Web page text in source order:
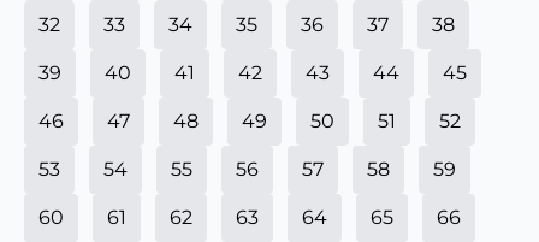
32 33 34 35 36 37 38
39 40 41 42 43 44 45
46 47 48 49 50 51 52
53 54 55 56 57 58 59
60 61 62 63 64 65 66